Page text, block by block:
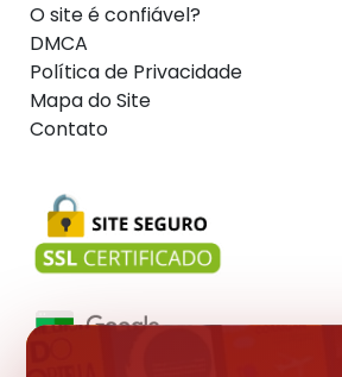
O site é confiável?
DMCA
Política de Privacidade
Mapa do Site
Contato